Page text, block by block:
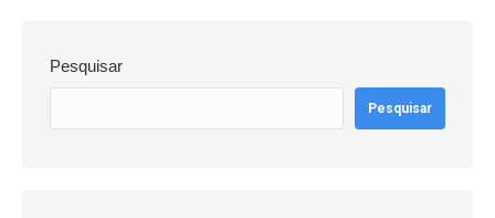
Pesquisar
Pesquisar